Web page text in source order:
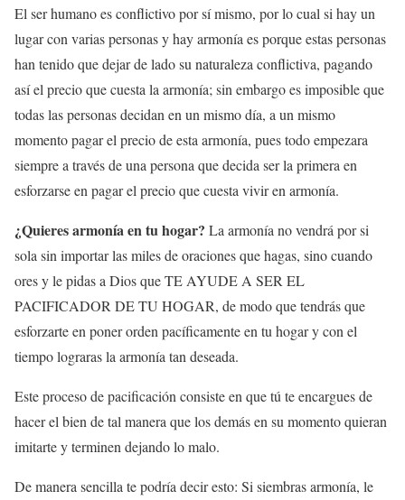
El ser humano es conflictivo por sí mismo, por lo cual si hay un
lugar con varias personas y hay armonía es porque estas personas
han tenido que dejar de lado su naturaleza conflictiva, pagando
así el precio que cuesta la armonía; sin embargo es imposible que
todas las personas decidan en un mismo día, a un mismo
momento pagar el precio de esta armonía, pues todo empezara
siempre a través de una persona que decida ser la primera en
esforzarse en pagar el precio que cuesta vivir en armonía.
¿Quieres armonía en tu hogar? La armonía no vendrá por si
sola sin importar las miles de oraciones que hagas, sino cuando
ores y le pidas a Dios que TE AYUDE A SER EL
PACIFICADOR DE TU HOGAR, de modo que tendrás que
esforzarte en poner orden pacíficamente en tu hogar y con el
tiempo lograras la armonía tan deseada.
Este proceso de pacificación consiste en que tú te encargues de
hacer el bien de tal manera que los demás en su momento quieran
imitarte y terminen dejando lo malo.
De manera sencilla te podría decir esto: Si siembras armonía, le